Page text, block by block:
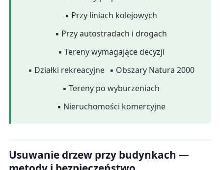
▪ Przy liniach kolejowych
▪ Przy autostradach i drogach
▪ Tereny wymagające decyzji
▪ Działki rekreacyjne ▪ Obszary Natura 2000
▪ Tereny po wyburzeniach
▪ Nieruchomości komercyjne
Usuwanie drzew przy budynkach —